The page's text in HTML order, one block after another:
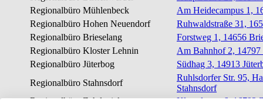
Regionalbüro Mühlenbeck
Am Heidecampus 1,
Regionalbüro Hohen Neuendorf
Ruhwaldstraße 31,
Regionalbüro Brieselang
Forstweg 1, 14656
Regionalbüro Kloster Lehnin
Am Bahnhof 2,
Regionalbüro Jüterbog
Südhag 3, 14913
Regionalbüro Stahnsdorf
Ruhlsdorfer Str. 95,
Stahnsdorf
Regionalbüro Zehdenick
Klausdamm 6, 16792